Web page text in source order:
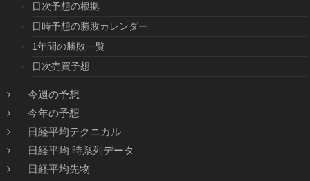
日次予想の根拠
日時予想の勝敗カレンダー
1年間の勝敗一覧
日次売買予想
今週の予想
今年の予想
日経平均テクニカル
日経平均 時系列データ
日経平均先物